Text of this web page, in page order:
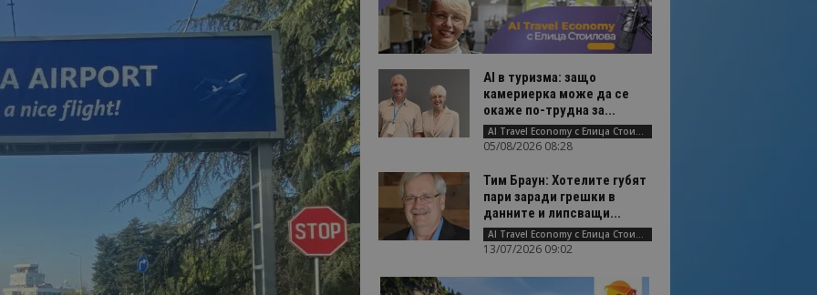
AI в туризма: защо
камериерка може да се
окаже по-трудна за...
AI Travel Economy с Елица Стоилова
05/08/2026 08:28
Тим Браун: Хотелите губят
пари заради грешки в
данните и липсващи...
AI Travel Economy с Елица Стоилова
13/07/2026 09:02